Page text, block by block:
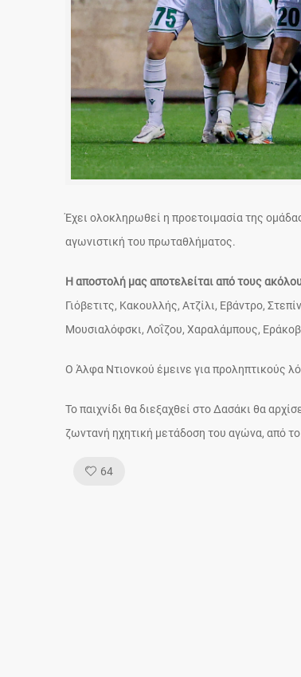
Έχει ολοκληρωθεί η προετοιμασία της
αγωνιστική του πρωταθλήματος.
Η αποστολή μας αποτελείται από τους
Γιόβετιτς, Κακουλλής, Ατζίλι, Εβάντρο,
Μουσιαλόφσκι, Λοΐζου, Χαραλάμπους,
Ο Άλφα Ντιονκού έμεινε για προληπτικούς
Το παιχνίδι θα διεξαχθεί στο Δασάκι θα
ζωντανή ηχητική μετάδοση του αγώνα, από
64